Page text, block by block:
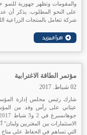
والمقومات وتظهر جهوزية
شركة تتعامل بالمنتجات الزراعية
مؤتمر الطاقة الاغترابية
02 شباط. 2017
شارك رئيس مجلس إدارة
عيتاني على رأس وفد من
الاستثمارات بين المغتربين ولبنان"
التي تساهم في الحفاظ على